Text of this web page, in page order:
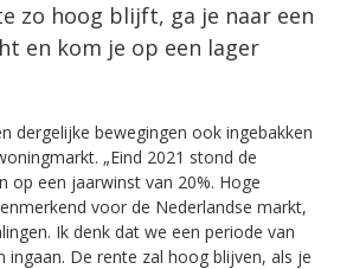
zo hoog blijft, ga je naar een
en kom je op een lager
dergelijke bewegingen ook ingebakken
„Eind 2021 stond de
op een jaarwinst van 20%. Hoge
voor de Nederlandse markt,
Ik denk dat we een periode van
ingaan. De rente zal hoog blijven, als je